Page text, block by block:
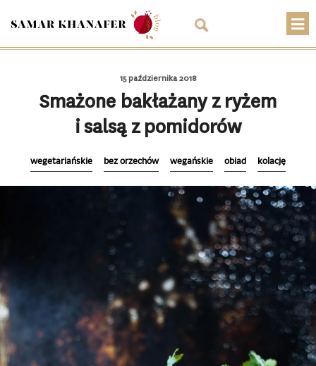
Przepisy
Artykuły
Koszyk
PLN
15 października 2018
Smażone bakłażany z ryżem
i salsą z pomidorów
wegetariańskie bez orzechów wegańskie obiad kolację